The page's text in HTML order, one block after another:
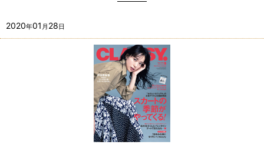
2020年01 月 28 日